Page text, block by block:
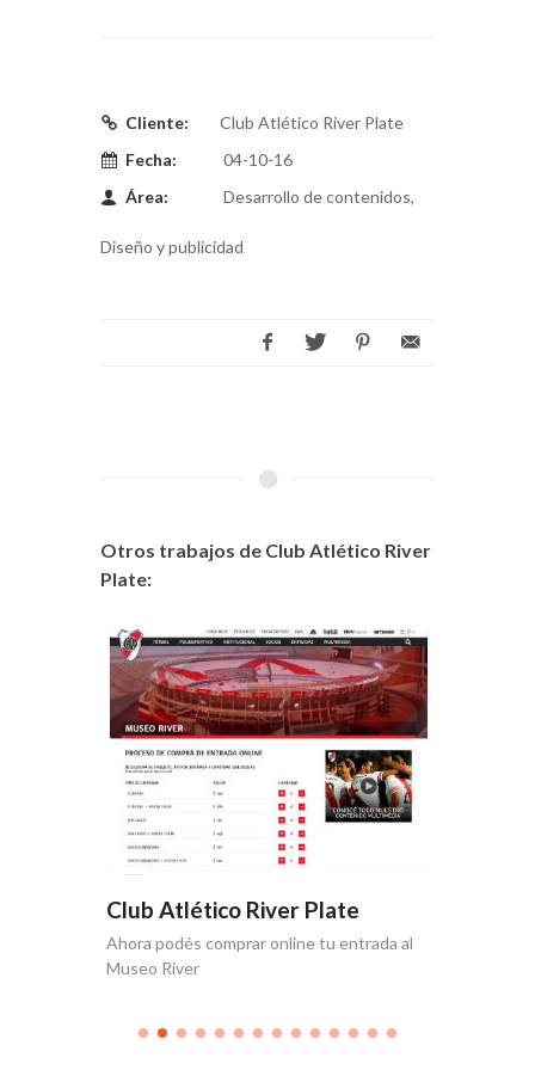
Cliente:
Club Atlético River Plate
Fecha:
04-10-16
Área:
Desarrollo de contenidos,
Diseño y publicidad
Otros trabajos de Club Atlético River
Plate:
Club Atlético River Plate
Ahora podés comprar online tu entrada al
Museo River